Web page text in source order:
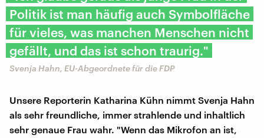
Politik ist man häufig auch Symbolfläche
für vieles, was manchen Menschen nicht
gefällt, und das ist schon traurig."
Svenja Hahn, EU-Abgeordnete für die FDP
Unsere Reporterin Katharina Kühn nimmt Svenja Hahn
als sehr freundliche, immer strahlende und inhaltlich
sehr genaue Frau wahr. "Wenn das Mikrofon an ist,